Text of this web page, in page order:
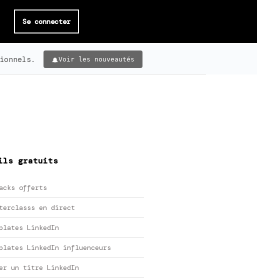
Se connecter
Voir les nouveautés
gratuits
offerts
en direct
LinkedIn
LinkedIn influenceurs
un titre LinkedIn